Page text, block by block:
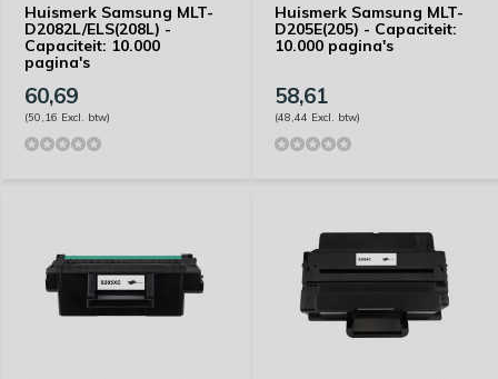
Huismerk Samsung MLT-
D2082L/ELS(208L) -
Capaciteit: 10.000
pagina's
60,69
(50,16 Excl. btw)
Huismerk Samsung MLT-
D205E(205) - Capaciteit:
10.000 pagina's
58,61
(48,44 Excl. btw)